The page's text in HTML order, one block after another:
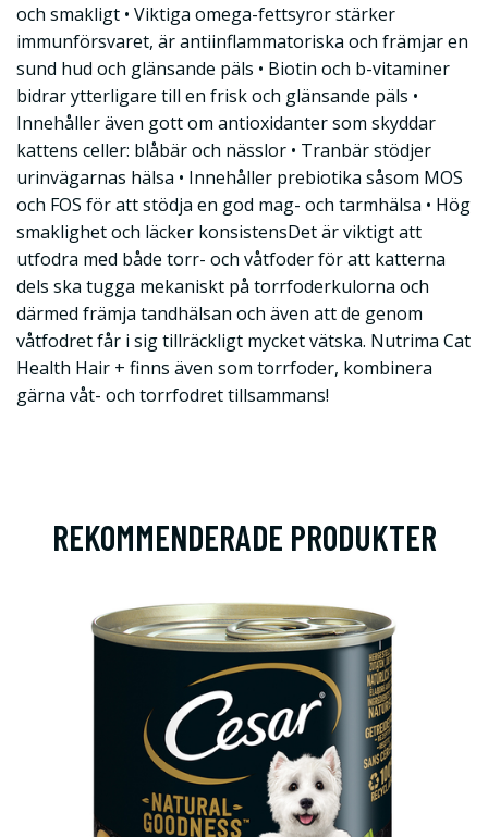
och smakligt • Viktiga omega-fettsyror stärker
immunförsvaret, är antiinflammatoriska och främjar en
sund hud och glänsande päls • Biotin och b-vitaminer
bidrar ytterligare till en frisk och glänsande päls •
Innehåller även gott om antioxidanter som skyddar
kattens celler: blåbär och nässlor • Tranbär stödjer
urinvägarnas hälsa • Innehåller prebiotika såsom MOS
och FOS för att stödja en god mag- och tarmhälsa • Hög
smaklighet och läcker konsistensDet är viktigt att
utfodra med både torr- och våtfoder för att katterna
dels ska tugga mekaniskt på torrfoderkulorna och
därmed främja tandhälsan och även att de genom
våtfodret får i sig tillräckligt mycket vätska. Nutrima Cat
Health Hair + finns även som torrfoder, kombinera
gärna våt- och torrfodret tillsammans!
REKOMMENDERADE PRODUKTER